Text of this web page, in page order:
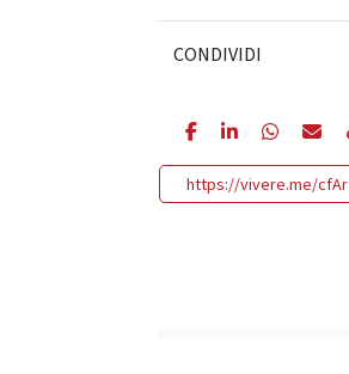
CONDIVIDI
https://vivere.me/cfAr